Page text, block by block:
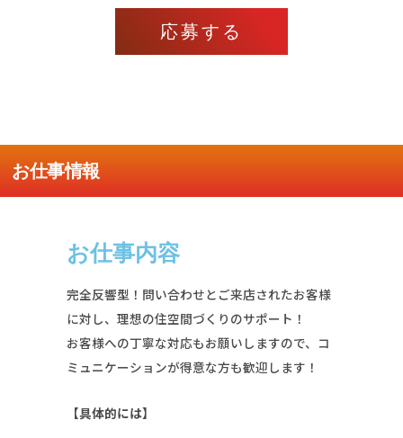
応募する
お仕事情報
お仕事内容
完全反響型！問い合わせとご来店されたお客様
に対し、理想の住空間づくりのサポート！
お客様への丁寧な対応もお願いしますので、コ
ミュニケーションが得意な方も歓迎します！
【具体的には】